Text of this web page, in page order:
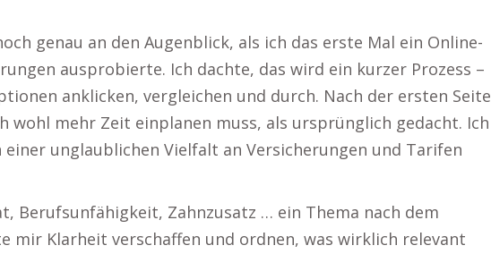
genau an den Augenblick, als ich das erste Mal ein Online-
ausprobierte. Ich dachte, das wird ein kurzer Prozess –
anklicken, vergleichen und durch. Nach der ersten Seite
wohl mehr Zeit einplanen muss, als ursprünglich gedacht. Ich
unglaublichen Vielfalt an Versicherungen und Tarifen
Berufsunfähigkeit, Zahnzusatz … ein Thema nach dem
mir Klarheit verschaffen und ordnen, was wirklich relevant